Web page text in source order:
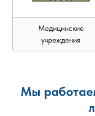
Медицинские
учреждения
Мы